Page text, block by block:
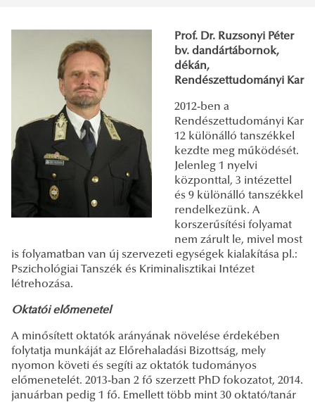
Prof. Dr. Ruzsonyi Péter
bv. dandártábornok,
dékán,
Rendészettudományi Kar
2012-ben a
Rendészettudományi Kar
12 különálló tanszékkel
kezdte meg működését.
Jelenleg 1 nyelvi
központtal, 3 intézettel
és 9 különálló tanszékkel
rendelkezünk. A
korszerűsítési folyamat
nem zárult le, mivel most
is folyamatban van új szervezeti egységek kialakítása pl.:
Pszichológiai Tanszék és Kriminalisztikai Intézet
létrehozása.
Oktatói előmenetel
A minősített oktatók arányának növelése érdekében
folytatja munkáját az Előrehaladási Bizottság, mely
nyomon követi és segíti az oktatók tudományos
előmenetelét. 2013-ban 2 fő szerzett PhD fokozatot, 2014.
januárban pedig 1 fő. Emellett több mint 30 oktató/tanár